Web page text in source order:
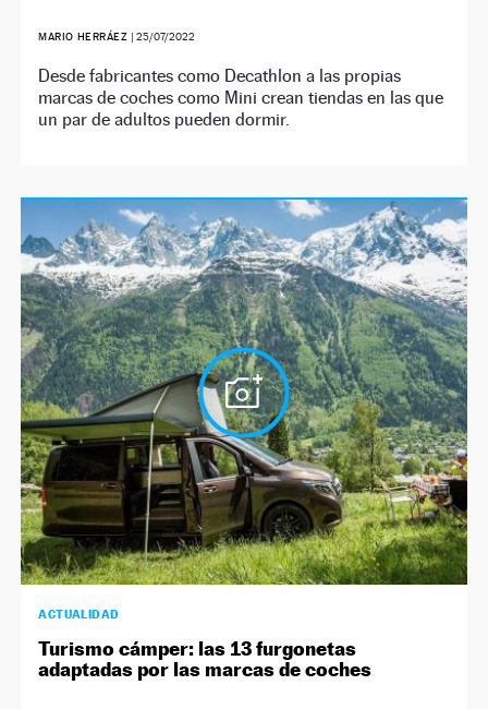
MARIO HERRÁEZ | 25/07/2022
Desde fabricantes como Decathlon a las propias
marcas de coches como Mini crean tiendas en las que
un par de adultos pueden dormir.
ACTUALIDAD
Turismo cámper: las 13 furgonetas
adaptadas por las marcas de coches